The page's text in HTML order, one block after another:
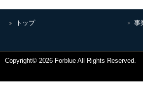
トップ 事
Copyright© 2026 Forblue All Rights Reserved.